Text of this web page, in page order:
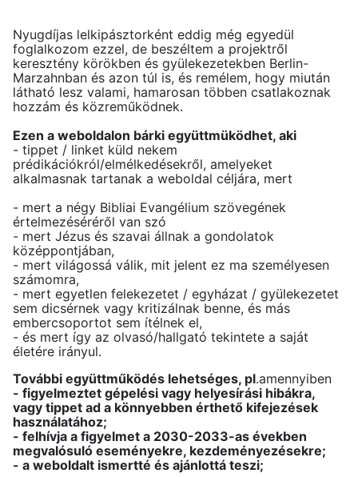
Nyugdíjas lelkipásztorként eddig még egyedül
foglalkozom ezzel, de beszéltem a projektről
keresztény körökben és gyülekezetekben Berlin-
Marzahnban és azon túl is, és remélem, hogy miután
látható lesz valami, hamarosan többen csatlakoznak
hozzám és közreműködnek.
Ezen a weboldalon bárki együttmüködhet, aki
- tippet / linket küld nekem
prédikációkról/elmélkedésekről, amelyeket
alkalmasnak tartanak a weboldal céljára, mert
- mert a négy Bibliai Evangélium szövegének
értelmezéséréről van szó
- mert Jézus és szavai állnak a gondolatok
középpontjában,
- mert világossá válik, mit jelent ez ma személyesen
számomra,
- mert egyetlen felekezetet / egyházat / gyülekezetet
sem dicsérnek vagy kritizálnak benne, és más
embercsoportot sem ítélnek el,
- és mert így az olvasó/hallgató tekintete a saját
életére irányul.
További együttműködés lehetséges, pl.amennyiben
- figyelmeztet gépelési vagy helyesírási hibákra,
vagy tippet ad a könnyebben érthető kifejezések
használatához;
- felhívja a figyelmet a 2030-2033-as években
megvalósuló eseményekre, kezdeményezésekre;
- a weboldalt ismertté és ajánlottá teszi;